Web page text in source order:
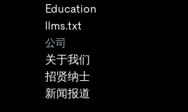
Education
llms.txt
公司
关于我们
招贤纳士
新闻报道